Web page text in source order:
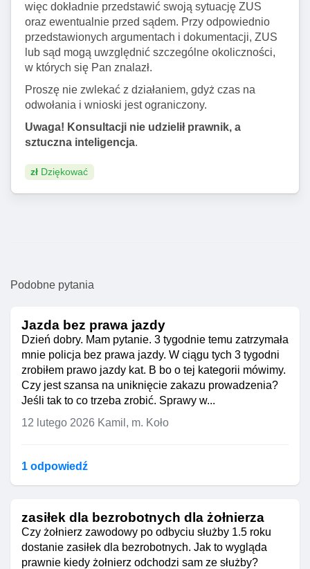
więc dokładnie przedstawić swoją sytuację ZUS
oraz ewentualnie przed sądem. Przy odpowiednio
przedstawionych argumentach i dokumentacji, ZUS
lub sąd mogą uwzględnić szczególne okoliczności,
w których się Pan znalazł.
Proszę nie zwlekać z działaniem, gdyż czas na
odwołania i wnioski jest ograniczony.
Uwaga! Konsultacji nie udzielił prawnik, a
sztuczna inteligencja.
zł Dziękować
Podobne pytania
Jazda bez prawa jazdy
Dzień dobry. Mam pytanie. 3 tygodnie temu zatrzymała
mnie policja bez prawa jazdy. W ciągu tych 3 tygodni
zrobiłem prawo jazdy kat. B bo o tej kategorii mówimy.
Czy jest szansa na uniknięcie zakazu prowadzenia?
Jeśli tak to co trzeba zrobić. Sprawy w...
12 lutego 2026 Kamil, m. Koło
1 odpowiedź
zasiłek dla bezrobotnych dla żołnierza
Czy żołnierz zawodowy po odbyciu służby 1.5 roku
dostanie zasiłek dla bezrobotnych. Jak to wygląda
prawnie kiedy żołnierz odchodzi sam ze służby?